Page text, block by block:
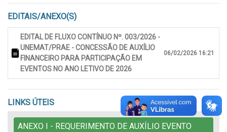
EDITAIS/ANEXO(S)
EDITAL DE FLUXO CONTÍNUO Nº. 003/2026 -
UNEMAT/PRAE - CONCESSÃO DE AUXÍLIO
FINANCEIRO PARA PARTICIPAÇÃO EM
EVENTOS NO ANO LETIVO DE 2026
06/02/2026 16:21
LINKS ÚTEIS
ANEXO I - REQUERIMENTO DE AUXÍLIO EVENTO